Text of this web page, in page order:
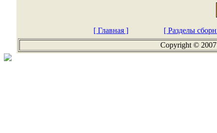
[ Главная ]
[ Разделы
Copyright ©